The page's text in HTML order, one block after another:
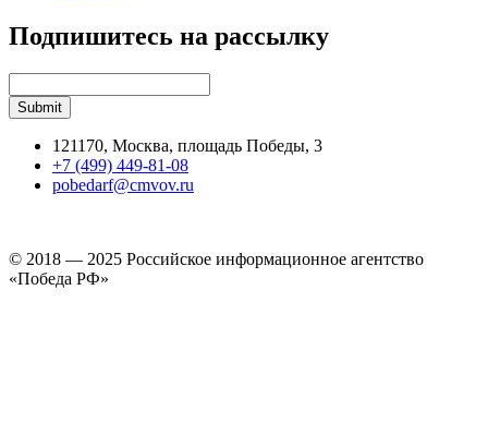
Подпишитесь на рассылку
121170, Москва, площадь Победы, 3
+7 (499) 449-81-08
pobedarf@cmvov.ru
© 2018 — 2025 Российское информационное агентство
«Победа РФ»